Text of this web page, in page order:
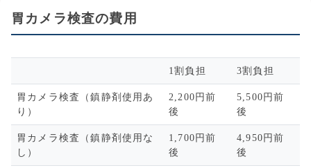
胃カメラ検査の費用
1割負担 3割負担
胃カメラ検査（鎮静剤使用あ
り）
2,200円前
後
5,500円前
後
胃カメラ検査（鎮静剤使用な
し）
1,700円前
後
4,950円前
後